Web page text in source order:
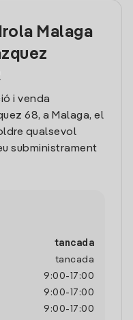
Malaga
i venda
68, a Malaga, el
qualsevol
subministrament
tancada
tancada
9:00- 17:00
9:00- 17:00
9:00- 17:00